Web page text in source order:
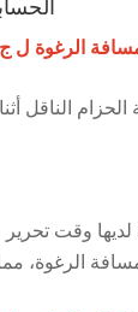
الرغوة ل
لديها وقت
الرغوة،